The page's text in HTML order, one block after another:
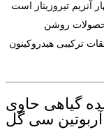
آنزیم تیروزیناز است
روشن
ترکیبی هیدروکینون
گیاهی حاوی
آربوتین سی گل